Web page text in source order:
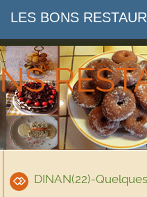
LES BONS
DINAN(22)-